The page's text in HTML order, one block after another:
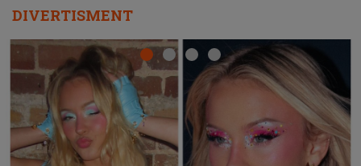
DIVERTISMENT